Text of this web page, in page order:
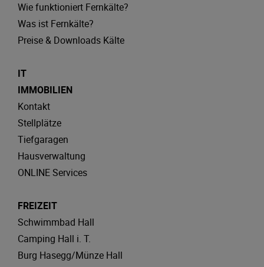
Wie funktioniert Fernkälte?
Was ist Fernkälte?
Preise & Downloads Kälte
IT
IMMOBILIEN
Kontakt
Stellplätze
Tiefgaragen
Hausverwaltung
ONLINE Services
FREIZEIT
Schwimmbad Hall
Camping Hall i. T.
Burg Hasegg/Münze Hall